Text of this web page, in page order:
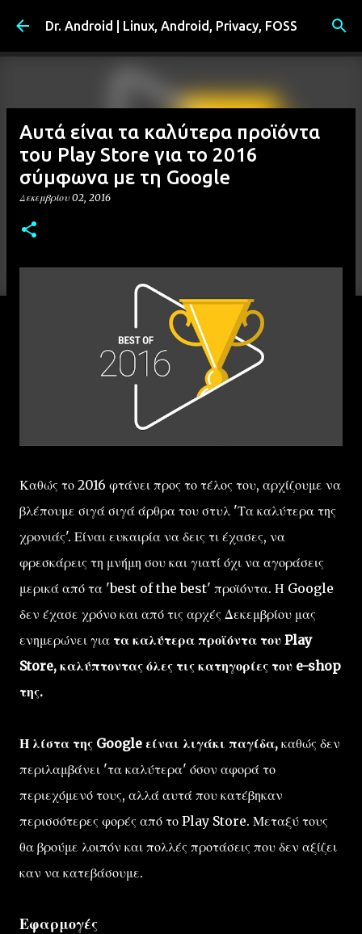
Μετάβαση στο κύριο περιεχόμενο
Dr. Android | Linux, Android, Privacy, FOSS
Αυτά είναι τα καλύτερα προϊόντα
του Play Store για το 2016
σύμφωνα με τη Google
Δεκεμβρίου 02, 2016
Καθώς το 2016 φτάνει προς το τέλος του, αρχίζουμε να
βλέπουμε σιγά σιγά άρθρα του στυλ 'Τα καλύτερα της
χρονιάς'. Είναι ευκαιρία να δεις τι έχασες, να
φρεσκάρεις τη μνήμη σου και γιατί όχι να αγοράσεις
μερικά από τα 'best of the best' προϊόντα. Η Google
δεν έχασε χρόνο και από τις αρχές Δεκεμβρίου μας
ενημερώνει για τα καλύτερα προϊόντα του Play
Store, καλύπτοντας όλες τις κατηγορίες του e-shop
της.
Η λίστα της Google είναι λιγάκι παγίδα, καθώς δεν
περιλαμβάνει 'τα καλύτερα' όσον αφορά το
περιεχόμενό τους, αλλά αυτά που κατέβηκαν
περισσότερες φορές από το Play Store. Μεταξύ τους
θα βρούμε λοιπόν και πολλές προτάσεις που δεν αξίζει
καν να κατεβάσουμε.
Εφαρμογές